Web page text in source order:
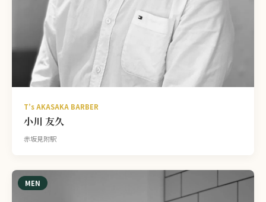
T’s AKASAKA BARBER
小川 友久
赤坂見附駅
MEN